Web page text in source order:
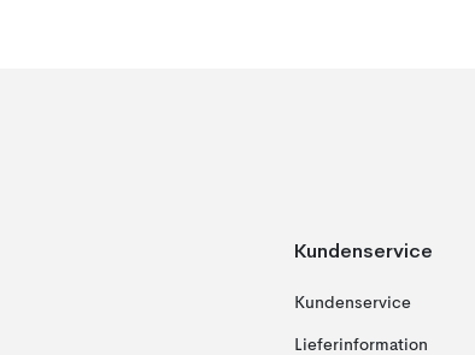
Kundenservice
Kundenservice
Lieferinformation